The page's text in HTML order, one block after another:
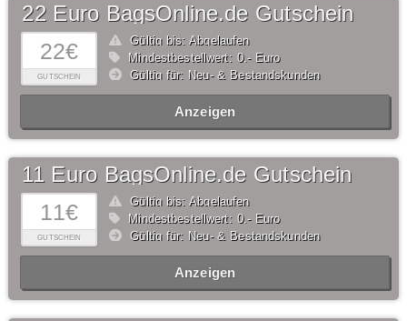
22€
GUTSCHEIN
22 Euro BagsOnline.de Gutschein
Gültig bis: Abgelaufen
Mindestbestellwert: 0,- Euro
Gültig für: Neu- & Bestandskunden
Anzeigen
11€
GUTSCHEIN
11 Euro BagsOnline.de Gutschein
Gültig bis: Abgelaufen
Mindestbestellwert: 0,- Euro
Gültig für: Neu- & Bestandskunden
Anzeigen